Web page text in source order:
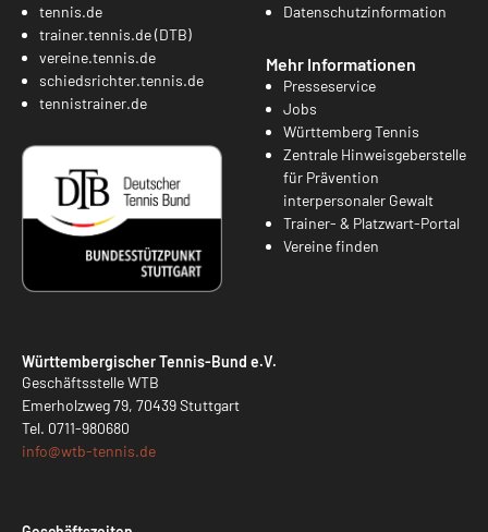
tennis.de
trainer.tennis.de (DTB)
vereine.tennis.de
schiedsrichter.tennis.de
tennistrainer.de
Datenschutzinformation
Mehr Informationen
Presseservice
Jobs
Württemberg Tennis
Zentrale Hinweisgeberstelle
für Prävention
interpersonaler Gewalt
Trainer- & Platzwart-Portal
Vereine finden
Württembergischer Tennis-Bund e.V.
Geschäftsstelle WTB
Emerholzweg 79, 70439 Stuttgart
Tel. 0711-980680
info@wtb-tennis.de